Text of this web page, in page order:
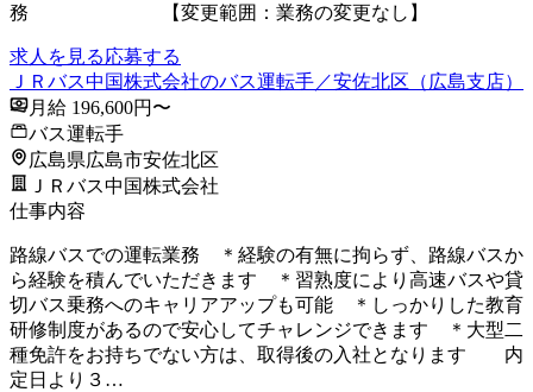
務 【変更範囲：業務の変更なし】
求人を見る応募する
ＪＲバス中国株式会社のバス運転手／安佐北区（広島支店）
月給 196,600円〜
バス運転手
広島県広島市安佐北区
ＪＲバス中国株式会社
仕事内容
路線バスでの運転業務 ＊経験の有無に拘らず、路線バスか
ら経験を積んでいただきます ＊習熟度により高速バスや貸
切バス乗務へのキャリアアップも可能 ＊しっかりした教育
研修制度があるので安心してチャレンジできます ＊大型二
種免許をお持ちでない方は、取得後の入社となります 内
定日より３…